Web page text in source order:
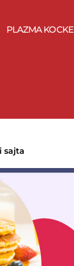
PLAZMA KOCKE
sajta